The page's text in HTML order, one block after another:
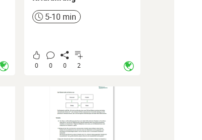
Zeit5-10 min
0 0 0 2